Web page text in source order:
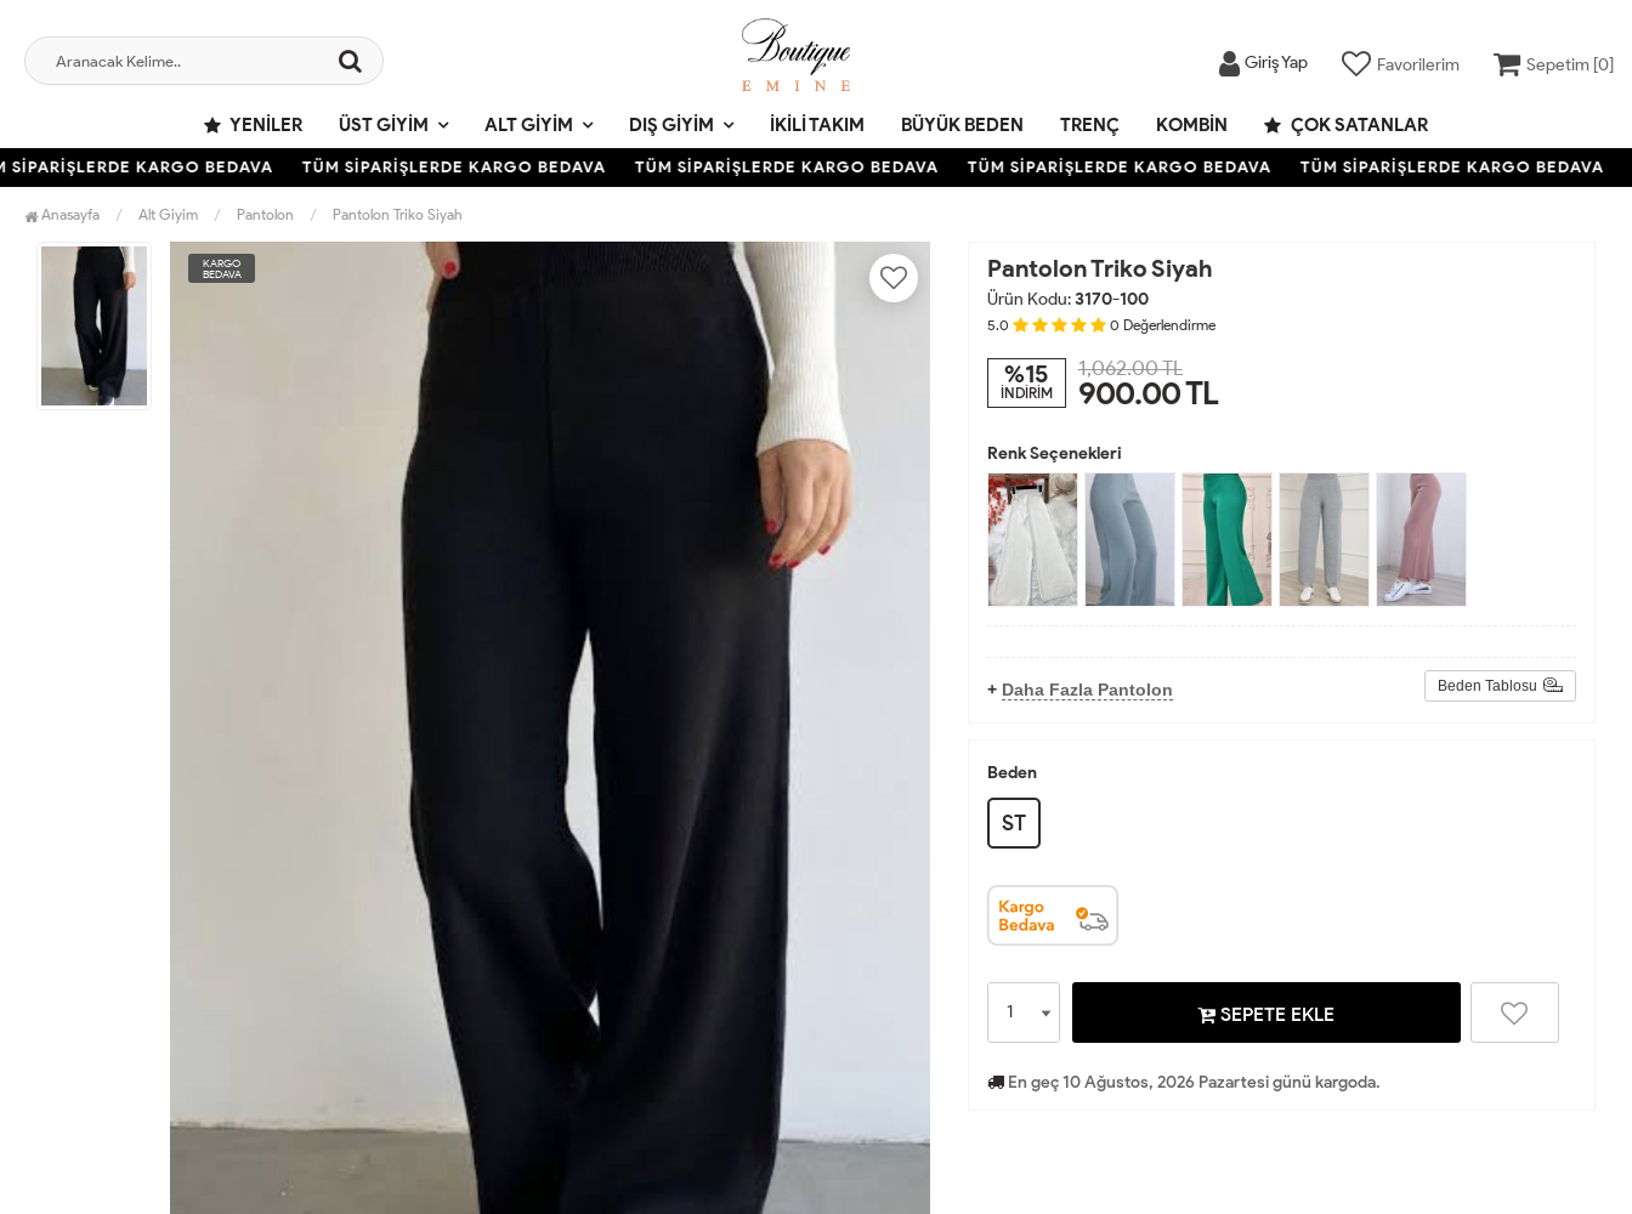
Giriş Yap Favorilerim Sepetim [0]
YENILER ÜST GIYIM ALT GIYIM DIŞ GIYIM İKILI TAKIM BÜYÜK BEDEN TRENÇ KOMBIN ÇOK SATANLAR
KARGO BEDAVA TÜM SİPARİŞLERDE KARGO BEDAVA TÜM SİPARİŞLERDE KARGO BEDAVA TÜM SİPARİŞLERDE KARGO BEDAVA TÜM SİPARİŞLERDE KARGO BEDAVA
Anasayfa Alt Giyim Pantolon Pantolon Triko Siyah
KARGO
BEDAVA
Pantolon Triko Siyah
Ürün Kodu:3170-100
5.0 0 Değerlendirme
%15
İNDİRİM
1,062.00 TL
900.00TL
Renk Seçenekleri
+ Daha Fazla Pantolon Beden Tablosu
Beden
ST
SEPETE EKLE
En geç 10 Ağustos, 2026 Pazartesi günü kargoda.